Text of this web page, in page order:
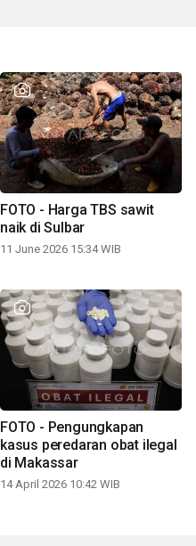
FOTO - Harga TBS sawit
naik di Sulbar
11 June 2026 15:34 WIB
FOTO - Pengungkapan
kasus peredaran obat ilegal
di Makassar
14 April 2026 10:42 WIB